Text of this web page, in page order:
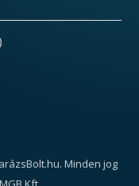
Minden jog